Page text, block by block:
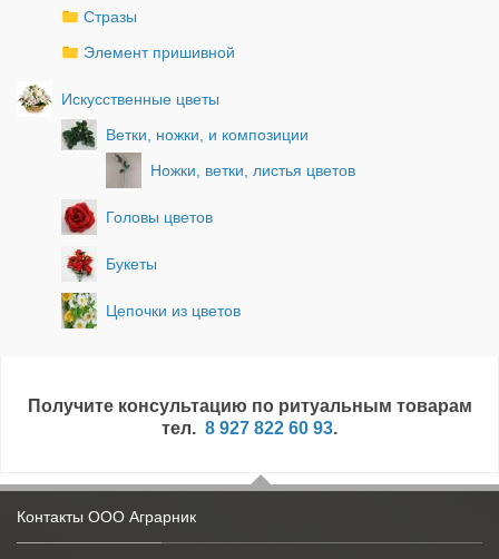
Стразы
Элемент пришивной
Искусственные цветы
Ветки, ножки, и композиции
Ножки, ветки, листья цветов
Головы цветов
Букеты
Цепочки из цветов
Получите консультацию по ритуальным товарам
тел. 8 927 822 60 93.
Контакты ООО Аграрник